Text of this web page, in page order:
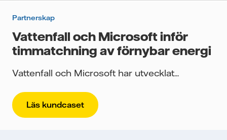
Partnerskap
Vattenfall och Microsoft inför
timmatchning av förnybar energi
Vattenfall och Microsoft har utvecklat...
Läs kundcaset